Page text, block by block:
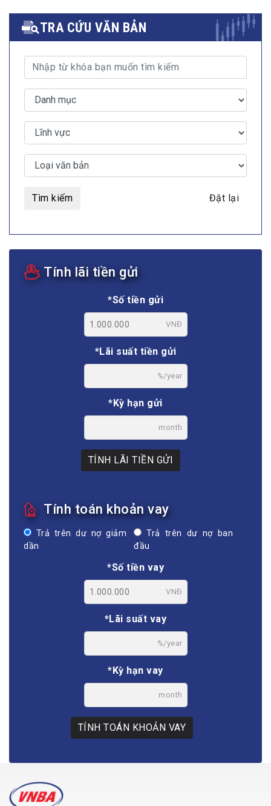
TRA CỨU VĂN BẢN
Tìm kiếm Đặt lại
Tính lãi tiền gửi
*Số tiền gửi
VNĐ
*Lãi suất tiền gửi
%/year
*Kỳ hạn gửi
month
TÍNH LÃI TIỀN GỬI
Tính toán khoản vay
Trả trên dư nợ giảm
dần
Trả trên dư nợ ban
đầu
*Số tiền vay
VNĐ
*Lãi suất vay
%/year
*Kỳ hạn vay
month
TÍNH TOÁN KHOẢN VAY